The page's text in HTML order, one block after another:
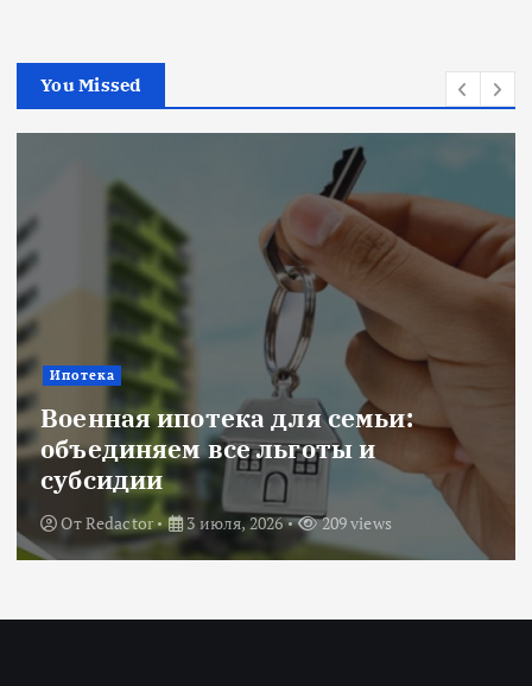
You Missed
Ипотека
Военная ипотека для семьи:
объединяем все льготы и
субсидии
ОтRedactor 3 июля, 2026 209 views